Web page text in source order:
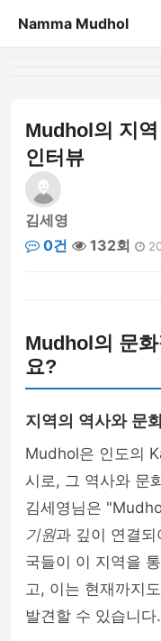
Namma Mudhol
Mudhol의 지
인터뷰
김세영
0건
132회
Mudhol의 문
요?
지역의 역사와 문
Mudhol은 인도의
시로, 그 역사와 문
김세영님은
기원과 깊이 연결
국들이 이 지역을
고, 이는 현재까지
발견할 수 있습니